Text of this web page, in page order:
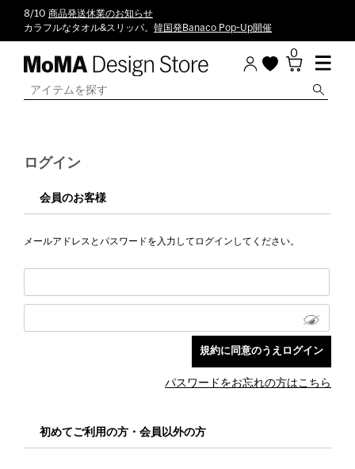
8/10 商品発送休業のお知らせ
カラフルなタオル&スリッパ。 韓国発Banaco Pop-Up開催
0
ログイン
会員のお客様
メールアドレスとパスワードを入力してログインしてください。
パスワードをお忘れの方はこちら
初めてご利用の方・会員以外の方